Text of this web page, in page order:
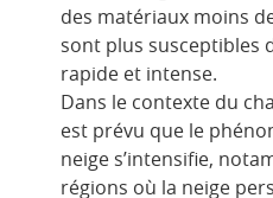
des matériaux moins
sont plus susceptibles
rapide et intense.
Dans le contexte du
est prévu que le
neige s’intensifie,
régions où la neige